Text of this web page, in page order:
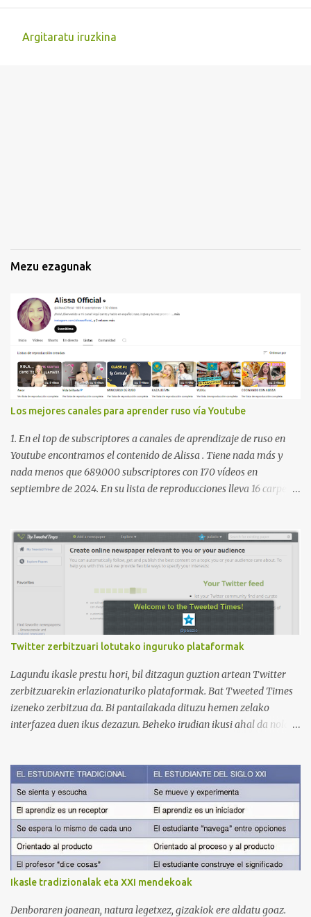
Argitaratu iruzkina
Mezu ezagunak
Los mejores canales para aprender ruso vía Youtube
1. En el top de subscriptores a canales de aprendizaje de ruso en
Youtube encontramos el contenido de Alissa . Tiene nada más y
nada menos que 689.000 subscriptores con 170 vídeos en
septiembre de 2024. En su lista de reproducciones lleva 16 carpetas
de Anastasia G . con 224.000 subscriptores y 97 vídeos en
septiembre de 2024. Anastasia tiene una lista de reproducción
muy bien estructurada para aprender gramática, lectura,
pronunciación, etc. https://www.youtube.com/@AnaG88/playlists
3. Otro de los canales con más usuarios y contenido es el de
Victoria, que lleva por nombre: Aprende con Victoria . El canal
tiene 120 mil subscriptores (septiembre de 2024) con muchísimos
vídeos (398), y lleva una serie de listas de reproducción interesante
para aprender los diferentes campos en los que podemos dividir un
curso de idiomas: gramática, verbos, vocabulario etc. h...
Twitter zerbitzuari lotutako inguruko plataformak
Lagundu ikasle prestu hori, bil ditzagun guztion artean Twitter
zerbitzuarekin erlazionaturiko plataformak. Bat Tweeted Times
izeneko zerbitzua da. Bi pantailakada dituzu hemen zelako
interfazea duen ikus dezazun. Beheko irudian ikusi ahal da nola
Behean baduzue Apps for iPads deritzon Youtube kanaleko
bideoa, zeinak Tweeted Times aplikazio mobila aztertzen baitu.
Bestalde, gogoratu komentarioen atala erabili ahal duzuela zuen
informazioa argitaratzeko. Bila ditzagun guztion artean Twitter
plataformari lotutako zerbitzuak. Selecciona un texto y clica aquí
para oírlo
Ikasle tradizionalak eta XXI mendekoak
Denboraren joanean, natura legetxez, gizakiok ere aldatu goaz.